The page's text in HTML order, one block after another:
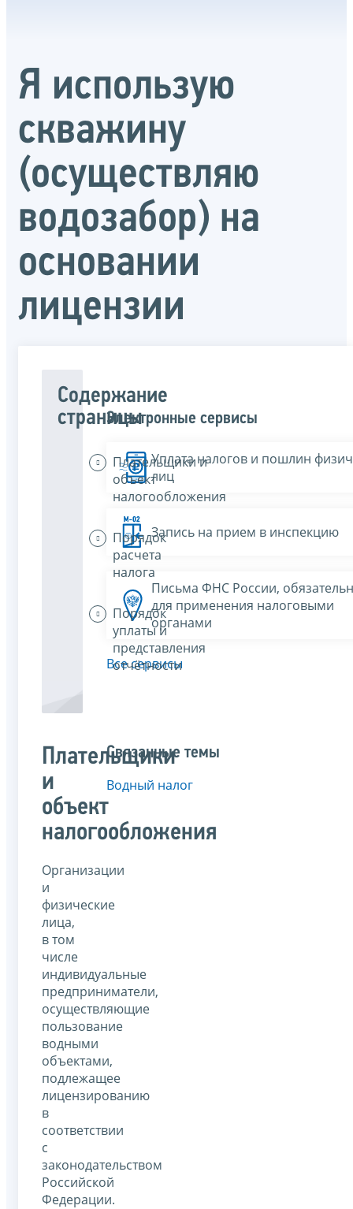
Я использую
скважину
(осуществляю
водозабор) на
основании
лицензии
Содержание
страницы
Плательщики и
объект
налогообложения
Порядок
расчета
налога
Порядок
уплаты и
представления
отчётности
Плательщики
и
объект
налогообложения
Организации
и
физические
лица,
в том
числе
индивидуальные
предприниматели,
осуществляющие
пользование
водными
объектами,
подлежащее
лицензированию
в
соответствии
с
законодательством
Российской
Федерации.
Электронные сервисы
Уплата налогов и пошлин
лиц
Запись на прием в инспекцию
Письма ФНС России,
для применения налоговыми
органами
Все сервисы
Связанные темы
Водный налог